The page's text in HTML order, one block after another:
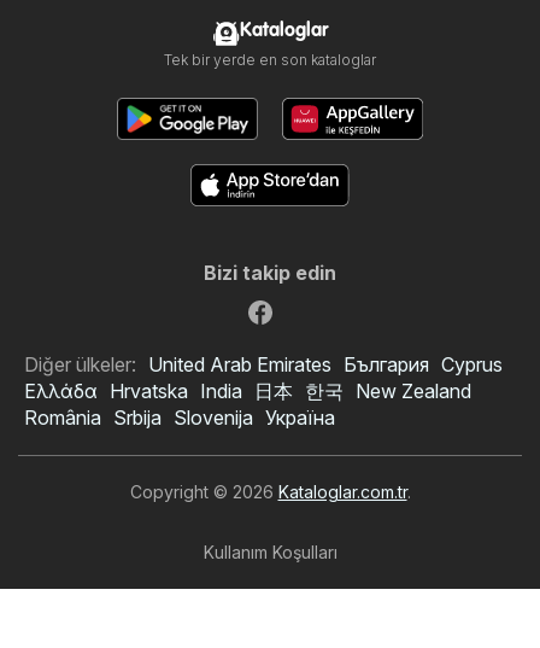
Kataloglar
Tek bir yerde en son kataloglar
Bizi takip edin
Diğer ülkeler: United Arab Emirates България Cyprus
Ελλάδα Hrvatska India 日本 한국 New Zealand
România Srbija Slovenija Україна
Copyright © 2026 Kataloglar.com.tr.
Kullanım Koşulları